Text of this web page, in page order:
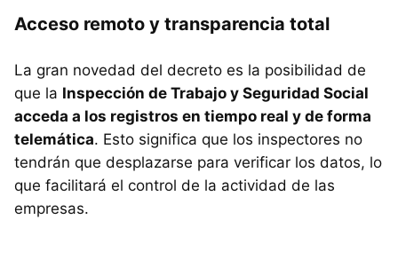
Acceso remoto y transparencia total
La gran novedad del decreto es la posibilidad de
que la Inspección de Trabajo y Seguridad Social
acceda a los registros en tiempo real y de forma
telemática. Esto significa que los inspectores no
tendrán que desplazarse para verificar los datos, lo
que facilitará el control de la actividad de las
empresas.